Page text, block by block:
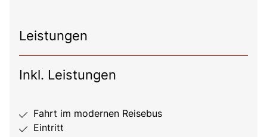
Leistungen
Inkl. Leistungen
Fahrt im modernen Reisebus
Eintritt